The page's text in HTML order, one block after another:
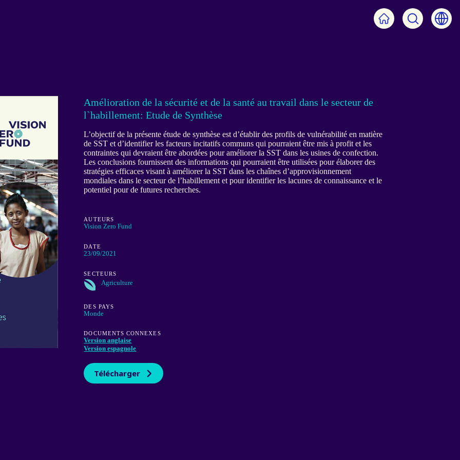
Back
to
homepage
Search
on
site
Amélioration de la sécurité et de la santé au travail dans le secteur de
l`habillement: Etude de Synthèse
L’objectif de la présente étude de synthèse est d’établir des profils de vulnérabilité en matière
de SST et d’identifier les facteurs incitatifs communs qui pourraient être mis à profit et les
contraintes qui devraient être abordées pour améliorer la SST dans les usines de confection.
Les conclusions fournissent des informations qui pourraient être utilisées pour élaborer des
stratégies efficaces visant à améliorer la SST dans les chaînes d’approvisionnement
mondiales dans le secteur de l’habillement et pour identifier les lacunes de connaissance et le
potentiel pour de futures recherches.
AUTEURS
Vision Zero Fund
DATE
23/09/2021
SECTEURS
Agriculture
DES PAYS
Monde
DOCUMENTS CONNEXES
Version anglaise
Version espagnole
Télécharger